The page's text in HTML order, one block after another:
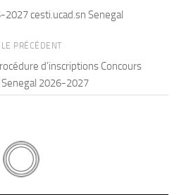
2027 cesti.ucad.sn Senegal
PRÉCÉDENT
d’inscriptions Concours
Senegal 2026-2027